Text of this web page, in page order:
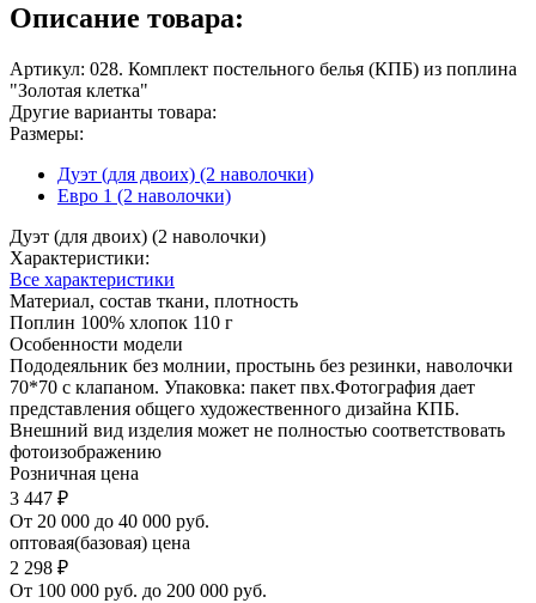
Описание товара:
Артикул: 028. Комплект постельного белья (КПБ) из поплина
"Золотая клетка"
Другие варианты товара:
Размеры:
Дуэт (для двоих) (2 наволочки)
Евро 1 (2 наволочки)
Дуэт (для двоих) (2 наволочки)
Характеристики:
Все характеристики
Материал, состав ткани, плотность
Поплин 100% хлопок 110 г
Особенности модели
Пододеяльник без молнии, простынь без резинки, наволочки
70*70 с клапаном. Упаковка: пакет пвх.Фотография дает
представления общего художественного дизайна КПБ.
Внешний вид изделия может не полностью соответствовать
фотоизображению
Розничная цена
3 447 ₽
От 20 000 до 40 000 руб.
оптовая(базовая) цена
2 298 ₽
От 100 000 руб. до 200 000 руб.